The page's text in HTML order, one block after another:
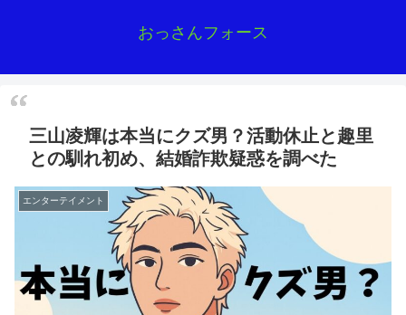
おっさんフォース
三山凌輝は本当にクズ男？活動休止と趣里
との馴れ初め、結婚詐欺疑惑を調べた
エンターテイメント